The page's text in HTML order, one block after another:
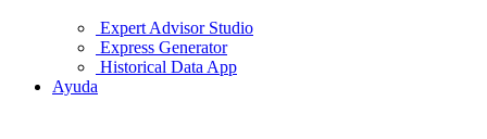
Expert Advisor Studio
Express Generator
Historical Data App
Ayuda